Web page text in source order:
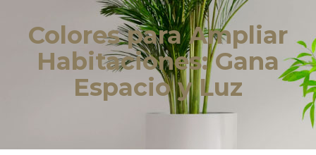
Colores para Ampliar
Habitaciones: Gana
Espacio y Luz